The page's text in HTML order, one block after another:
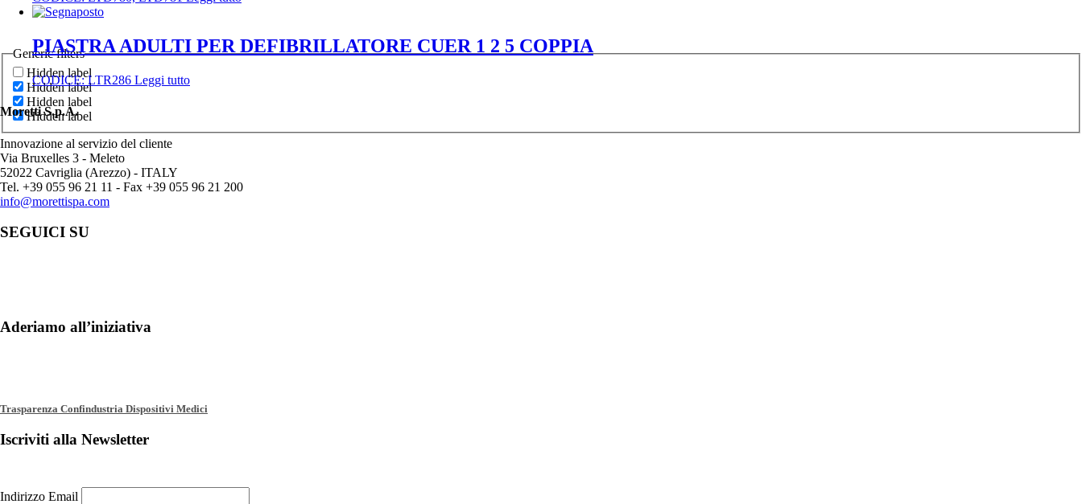
Generic filters
Hidden label
Hidden label
Hidden label
Hidden label
PIASTRA ADULTI PER DEFIBRILLATORE CUER 1 2 5 COPPIA
CODICE:LTR286 Leggi tutto
Moretti S.p.A.
Innovazione al servizio del cliente
Via Bruxelles 3 - Meleto
52022 Cavriglia (Arezzo) - ITALY
Tel. +39 055 96 21 11 - Fax +39 055 96 21 200
info@morettispa.com
SEGUICI SU
Aderiamo all’iniziativa
Trasparenza Confindustria Dispositivi Medici
Iscriviti alla Newsletter
Indirizzo Email